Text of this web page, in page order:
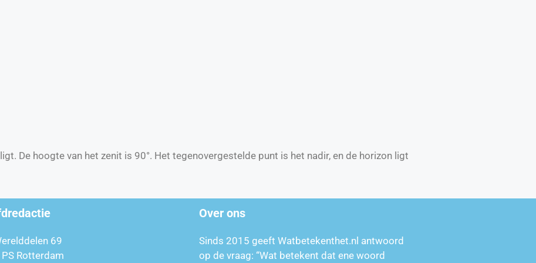
De hoogte van het zenit is 90°. Het tegenovergestelde punt is het nadir, en de horizon ligt
69
Rotterdam
Over ons
Sinds 2015 geeft Watbetekenthet.nl antwoord
op de vraag: “Wat betekent dat ene woord